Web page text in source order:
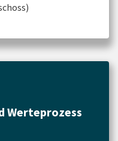
Werteprozess